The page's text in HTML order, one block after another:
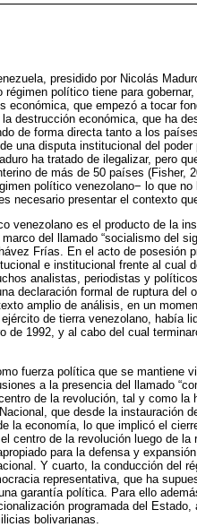
presidido por Nicolás
político tiene para
que empezó a tocar
destrucción económica, que ha
de forma directa tanto a los
una disputa institucional del
ha tratado de ilegalizar, pero
de más de 50 países (Fisher,
político venezolano− lo que
necesario presentar el contexto
venezolano es el producto de la
del llamado “socialismo del
Frías. En el acto de posesión
e institucional frente al cual
analistas, periodistas y
declaración formal de ruptura del
amplio de análisis, en un
de tierra venezolano, había
de 1992, y al cabo del cual
fuerza política que se mantiene
a la presencia del llamado
de la revolución, tal y como la
que desde la instauración
la economía, lo que implicó el
centro de la revolución luego de
para la defensa y
Y cuarto, la conducción del
representativa, que ha
garantía política. Para ello
programada del
bolivarianas.